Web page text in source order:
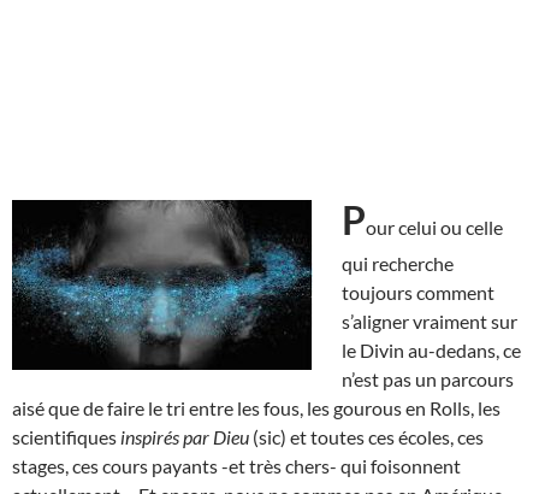
Pour celui ou celle
qui recherche
toujours comment
s’aligner vraiment sur
le Divin au-dedans, ce
n’est pas un parcours
aisé que de faire le tri entre les fous, les gourous en Rolls, les
scientifiques inspirés par Dieu (sic) et toutes ces écoles, ces
stages, ces cours payants -et très chers- qui foisonnent